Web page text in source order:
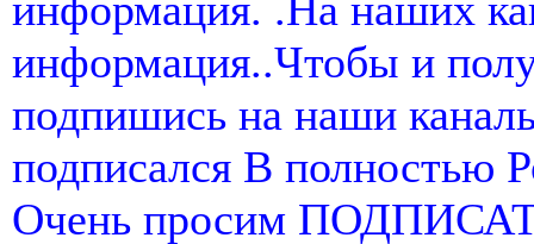
информация..Чтобы и
подпишись на наши
подписался В полностью
Очень просим